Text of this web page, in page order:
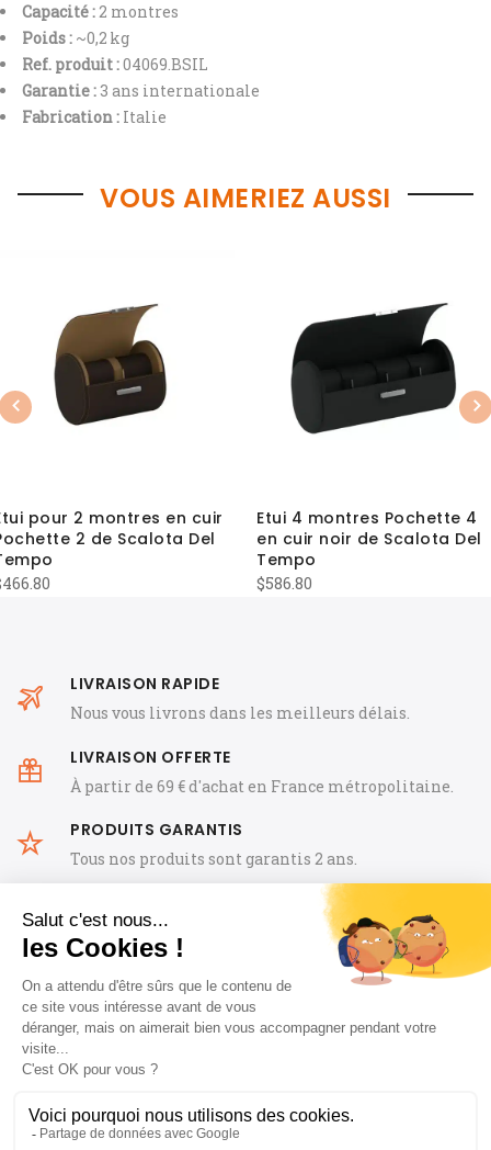
Capacité :2 montres
Poids : ~0,2 kg
Ref. produit :04069.BSIL
Garantie :3 ans internationale
Fabrication : Italie
VOUS AIMERIEZ AUSSI
pour 2 montres en cuir
2 de Scalota Del
466.80
Etui 4 montres Pochette 4
en cuir noir de Scalota Del
Tempo
$586.80
LIVRAISON RAPIDE
Nous vous livrons dans les meilleurs délais.
LIVRAISON OFFERTE
À partir de 69 € d'achat en France métropolitaine.
PRODUITS GARANTIS
Tous nos produits sont garantis 2 ans.
CGV FAQ Mentions Légales